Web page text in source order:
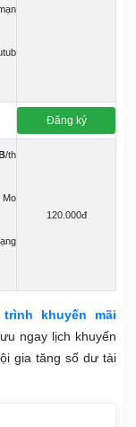
Đăng ký
/th
Mo
120.000đ
khuyến mãi
ngay lịch khuyến
gia tăng số dư tài